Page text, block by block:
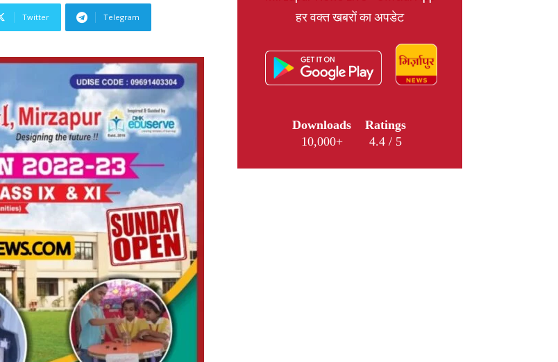
News,
Latest
News
in
Twitter Telegram
हर वक्त खबरों का अपडेट
Downloads
10,000+
Ratings
4.4 / 5